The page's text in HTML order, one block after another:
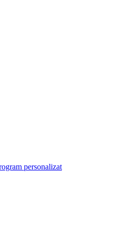
personalizat